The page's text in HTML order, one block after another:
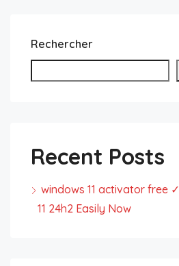
Rechercher
Recent Posts
windows 11 activator free
11 24h2 Easily Now